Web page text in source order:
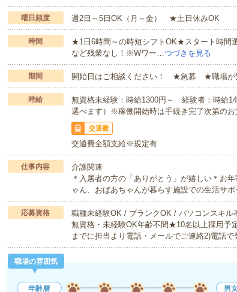
曜日頻度 週2日～5日OK（月～金） ★土日休みOK
時間
★1日6時間～の時短シフトOK★スタート時間
など残業なし！※Wワー…つづきを見る
期間 開始日はご相談ください！ ★急募 ★職場が
時給
無資格未経験：時給1300円～ 経験者：時給
選べます）※稼働開始時は手続き完了次第のお
交通費
交通費全額支給※規定有
仕事内容
介護関連
＊入居者の方の「ありがとう」が嬉しい＊お
ゃん、おばあちゃんが暮らす施設での生活サ
応募資格
職種未経験OK / ブランクOK / パソコンスキル
無資格・未経験OK年齢不問★10名以上採用
までに担当より電話・メールでご連絡2)電話
職場の雰囲気
年齢層
男